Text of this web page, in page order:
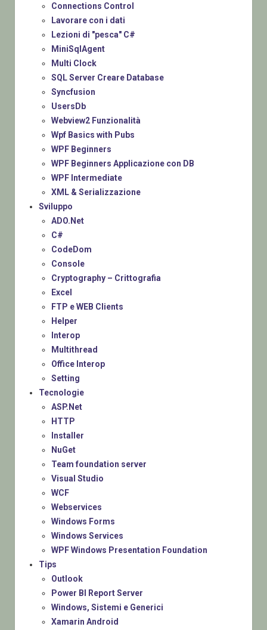
Connections Control
Lavorare con i dati
Lezioni di "pesca" C#
MiniSqlAgent
Multi Clock
SQL Server Creare Database
Syncfusion
UsersDb
Webview2 Funzionalità
Wpf Basics with Pubs
WPF Beginners
WPF Beginners Applicazione con DB
WPF Intermediate
XML & Serializzazione
Sviluppo
ADO.Net
C#
CodeDom
Console
Cryptography – Crittografia
Excel
FTP e WEB Clients
Helper
Interop
Multithread
Office Interop
Setting
Tecnologie
ASP.Net
HTTP
Installer
NuGet
Team foundation server
Visual Studio
WCF
Webservices
Windows Forms
Windows Services
WPF Windows Presentation Foundation
Tips
Outlook
Power BI Report Server
Windows, Sistemi e Generici
Xamarin Android